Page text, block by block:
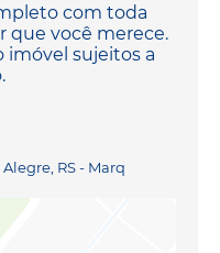
com toda
que você merece.
imóvel sujeitos a
RS - Marq